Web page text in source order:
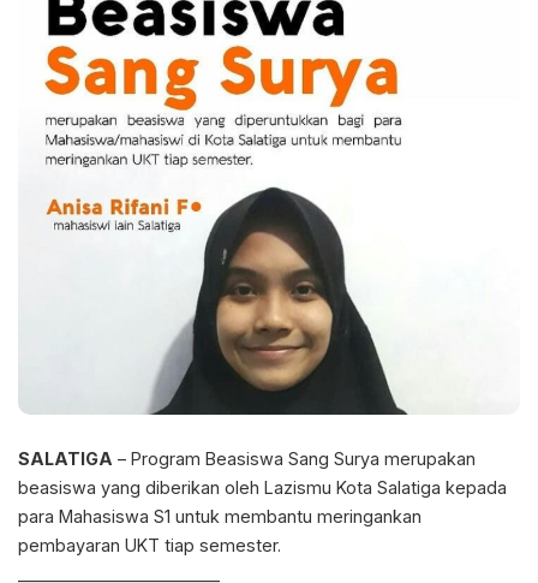
SALATIGA – Program Beasiswa Sang Surya merupakan
beasiswa yang diberikan oleh Lazismu Kota Salatiga kepada
para Mahasiswa S1 untuk membantu meringankan
pembayaran UKT tiap semester.⁣